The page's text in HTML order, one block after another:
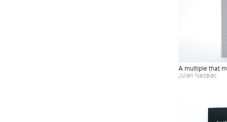
A multiple that
Julien Nédélec